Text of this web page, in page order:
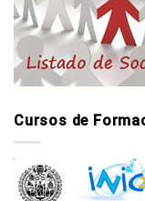
Cursos de